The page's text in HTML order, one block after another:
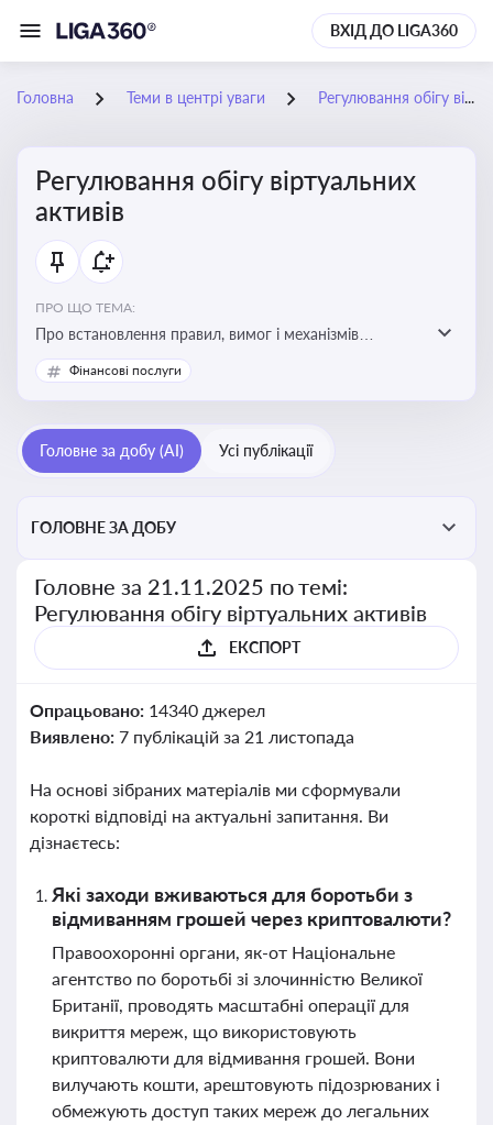
ВХІД ДО LIGA360
Головна Теми в центрі уваги Регулювання обігу віртуальних активів
Регулювання обігу віртуальних
активів
ПРО ЩО ТЕМА:
Про встановлення правил, вимог і механізмів
контролю за використанням, обігом та
оподаткуванням віртуальних активів, таких як
Фінансові послуги
Головне за добу (AI) Усі публікації
ГОЛОВНЕ ЗА ДОБУ
Головне за 21.11.2025 по темі:
Регулювання обігу віртуальних активів
ЕКСПОРТ
Опрацьовано: 14340 джерел
Виявлено: 7 публікацій за 21 листопада
На основі зібраних матеріалів ми сформували
короткі відповіді на актуальні запитання. Ви
дізнаєтесь:
Які заходи вживаються для боротьби з
відмиванням грошей через криптовалюти?
Правоохоронні органи, як-от Національне
агентство по боротьбі зі злочинністю Великої
Британії, проводять масштабні операції для
викриття мереж, що використовують
криптовалюти для відмивання грошей. Вони
вилучають кошти, арештовують підозрюваних і
обмежують доступ таких мереж до легальних